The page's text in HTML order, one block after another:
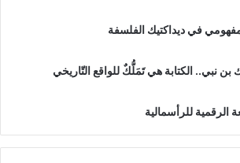
في ديداكتيك الفلسفة
نبي.. الكتابة هي تَمَلُّكٌ للواقع التّاريخي
الرقمية للرأسمالية